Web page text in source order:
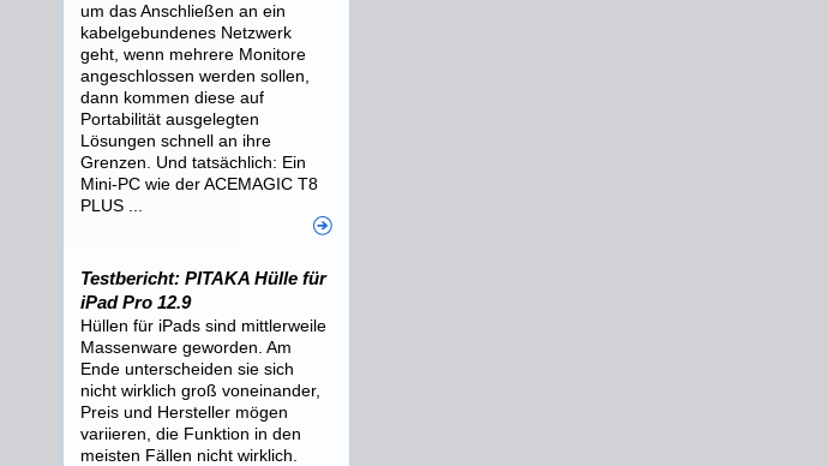
um das Anschließen an ein
kabelgebundenes Netzwerk
geht, wenn mehrere Monitore
angeschlossen werden sollen,
dann kommen diese auf
Portabilität ausgelegten
Lösungen schnell an ihre
Grenzen. Und tatsächlich: Ein
Mini-PC wie der ACEMAGIC T8
PLUS ...
Testbericht: PITAKA Hülle für
iPad Pro 12.9
Hüllen für iPads sind mittlerweile
Massenware geworden. Am
Ende unterscheiden sie sich
nicht wirklich groß voneinander,
Preis und Hersteller mögen
variieren, die Funktion in den
meisten Fällen nicht wirklich.